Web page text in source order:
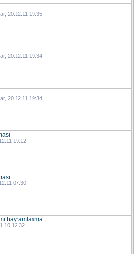
, 20.12.11 19:35
, 20.12.11 19:34
, 20.12.11 19:34
19:12
07:30
bayramlaşma
12:32